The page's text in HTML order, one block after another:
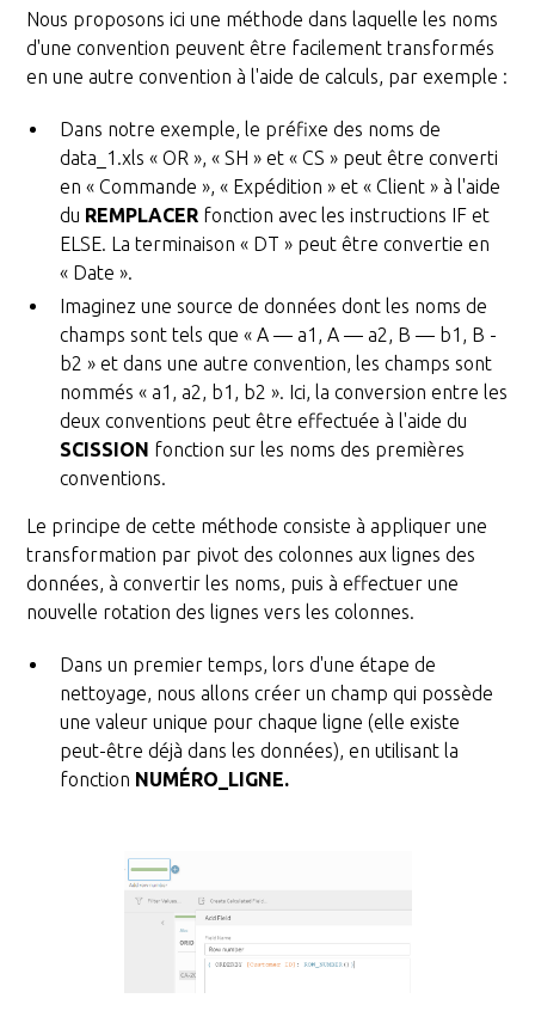
Nous proposons ici une méthode dans laquelle les noms
d'une convention peuvent être facilement transformés
en une autre convention à l'aide de calculs, par exemple :
Dans notre exemple, le préfixe des noms de
data_1.xls « OR », « SH » et « CS » peut être converti
en « Commande », « Expédition » et « Client » à l'aide
du REMPLACER fonction avec les instructions IF et
ELSE. La terminaison « DT » peut être convertie en
« Date ».
Imaginez une source de données dont les noms de
champs sont tels que « A — a1, A — a2, B — b1, B -
b2 » et dans une autre convention, les champs sont
nommés « a1, a2, b1, b2 ». Ici, la conversion entre les
deux conventions peut être effectuée à l'aide du
SCISSION fonction sur les noms des premières
conventions.
Le principe de cette méthode consiste à appliquer une
transformation par pivot des colonnes aux lignes des
données, à convertir les noms, puis à effectuer une
nouvelle rotation des lignes vers les colonnes.
Dans un premier temps, lors d'une étape de
nettoyage, nous allons créer un champ qui possède
une valeur unique pour chaque ligne (elle existe
peut-être déjà dans les données), en utilisant la
fonction NUMÉRO_LIGNE.